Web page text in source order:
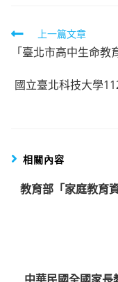
Read
more
articles
上一篇文章
「臺北市高中生命
國立臺北科技大學
相關內容
教育部「家庭教育